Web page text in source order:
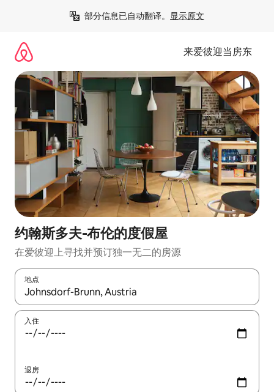
部分信息已自动翻译。 显示原文
来爱彼迎当房东
约翰斯多夫-布伦的度假屋
在爱彼迎上寻找并预订独一无二的房源
地点
如有搜索结果，请使用上下方向键查看，或通过点击或滑动手势
入住
退房